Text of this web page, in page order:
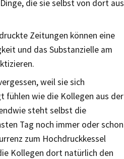
die sie selbst von dort aus
Zeitungen können eine
und das Substanzielle am
weil sie sich
fühlen wie die Kollegen aus der
steht selbst die
Tag noch immer oder schon
zum Hochdruckkessel
Kollegen dort natürlich den